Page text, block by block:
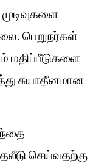
பெறுநர்கள்
மதிப்பீடுகளை
சுயாதீனமான
செய்வதற்கு